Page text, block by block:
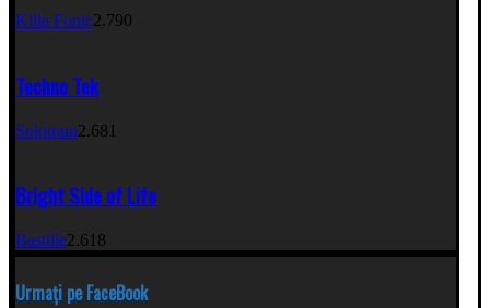
Killa Fonic2.790
Techno Tek
Solomun2.681
Bright Side of Life
Bastille2.618
Urmați pe FaceBook